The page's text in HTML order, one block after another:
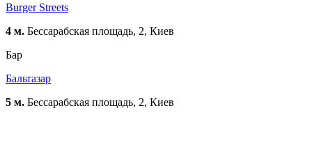
Вurger Streets
4 м. Бессарабская площадь, 2, Киев
Бар
Бальтазар
5 м. Бессарабская площадь, 2, Киев